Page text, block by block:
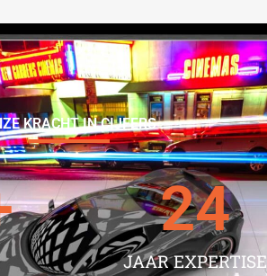
KRACHT IN CIJFERS
JAAR EXPERTISE
24